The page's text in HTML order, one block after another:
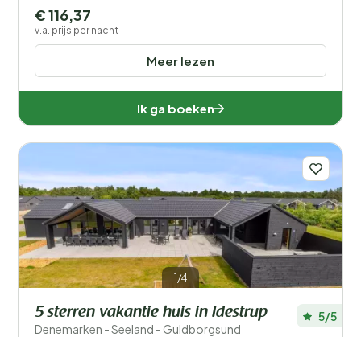
Meer lezen
€ 116,37
v.a. prijs per nacht
Ik ga boeken
1/4
5 sterren vakantie huis in Idestrup
Denemarken - Seeland - Guldborgsund
5/5